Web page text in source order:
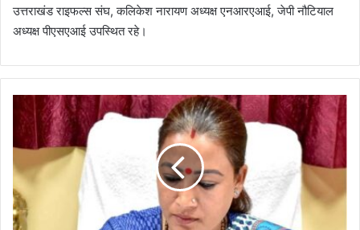
उत्तराखंड राइफल्स संघ, कलिकेश नारायण अध्यक्ष एनआरएआई, जेपी नौटियाल
अध्यक्ष पीएसएआई उपस्थित रहे।
के
खि
ला
ड़ी